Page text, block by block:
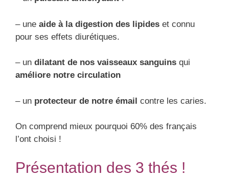
– une aide à la digestion des lipides et connu
pour ses effets diurétiques.
– un dilatant de nos vaisseaux sanguins qui
améliore notre circulation
– un protecteur de notre émail contre les caries.
On comprend mieux pourquoi 60% des français
l’ont choisi !
Présentation des 3 thés !